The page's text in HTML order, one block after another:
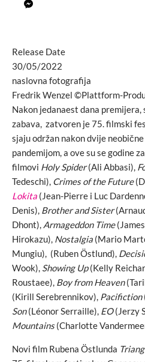
Release Date
30/05/2022
naslovna fotografija
Fredrik Wenzel ©Plattform-
Nakon jedanaest dana
zabava, zatvoren je 75. filmski
sjaju održan nakon dvije
pandemijom, a ove su se godine
filmovi Holy Spider(Ali Abbasi),
Tedeschi), Crimes of the Future
Lokita (Jean-Pierre i Luc
Denis), Brother and Sister
Dhont), Armageddon Time
Hirokazu), Nostalgia (Mario
Mungiu), (Ruben Östlund),
Wook), Showing Up(Kelly
Roustaee), Boy from Heaven
(Kirill Serebrennikov), Pacifiction
Son(Léonor Serraille), EO(Jerzy
Mountains(Charlotte
Novi film Rubena Östlunda